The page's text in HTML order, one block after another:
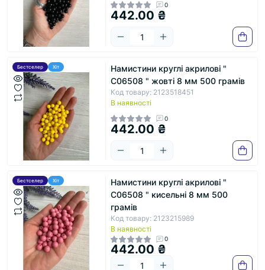
0
442.00 ₴
Бестселер Хіт
Намистини круглі акрилові "
С06508 " жовті 8 мм 500 грамів
Код товару: 2123518451
В наявності
0
442.00 ₴
Бестселер Хіт
Намистини круглі акрилові "
С06508 " кисельні 8 мм 500
грамів
Код товару: 2123215989
В наявності
0
442.00 ₴